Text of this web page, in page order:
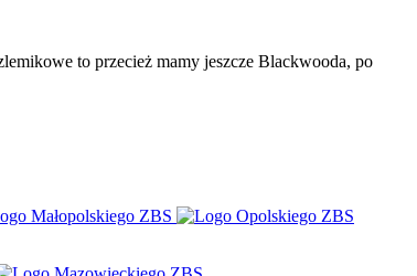
to przecież mamy jeszcze Blackwooda, po